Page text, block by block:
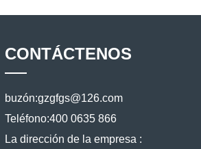
CONTÁCTENOS
buzón:gzgfgs@126.com
Teléfono:400 0635 866
La dirección de la empresa :